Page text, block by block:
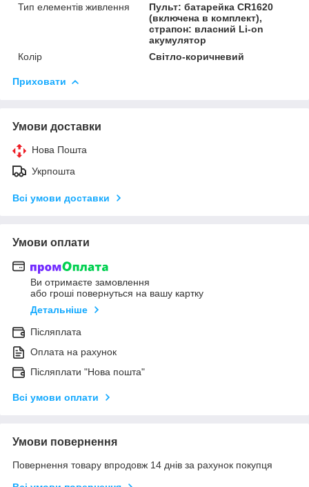
Тип елементів живлення
Пульт: батарейка CR1620
(включена в комплект),
страпон: власний Li-on
акумулятор
Колір
Світло-коричневий
Приховати
Умови доставки
Нова Пошта
Укрпошта
Всі умови доставки
Умови оплати
Ви отримаєте замовлення
або гроші повернуться на вашу картку
Детальніше
Післяплата
Оплата на рахунок
Післяплати "Нова пошта"
Всі умови оплати
Умови повернення
Повернення товару впродовж 14 днів за рахунок покупця